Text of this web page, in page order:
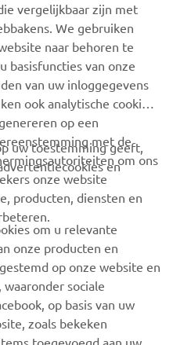
DEALER
vergelijkbaar zijn met
We gebruiken
naar behoren te
basisfuncties van onze
van uw inloggegevens
ook analytische cookies
op een
met de
om ons
onze website
producten, diensten en
uw toestemming geeft,
en
om u relevante
onze producten en
op onze website en
sociale
op basis van uw
zoals bekeken
toegevoegd aan uw